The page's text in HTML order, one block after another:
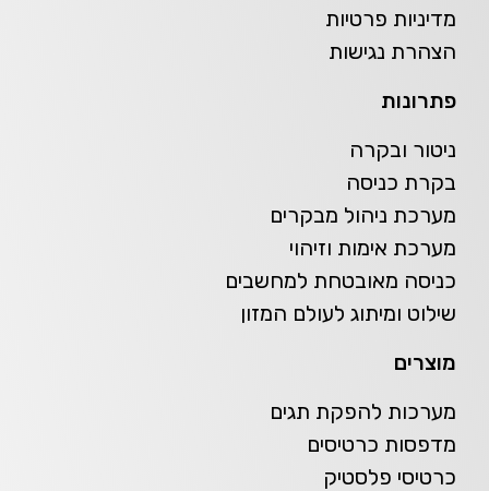
מדיניות פרטיות
הצהרת נגישות
פתרונות
ניטור ובקרה
בקרת כניסה
מערכת ניהול מבקרים
מערכת אימות וזיהוי
כניסה מאובטחת למחשבים
שילוט ומיתוג לעולם המזון
מוצרים
מערכות להפקת תגים
מדפסות כרטיסים
כרטיסי פלסטיק